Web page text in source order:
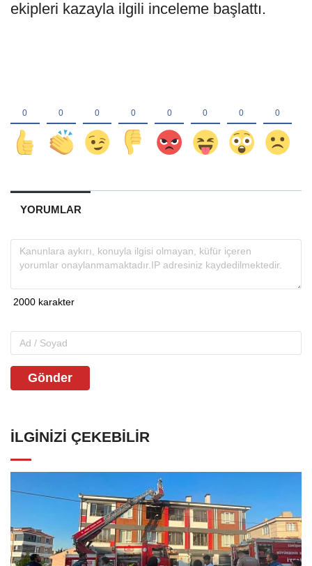
ekipleri kazayla ilgili inceleme başlattı.
YORUMLAR
Gönder
İLGINIZI ÇEKEBILIR